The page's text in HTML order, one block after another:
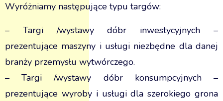
Wyróżniamy następujące typu targów:
– Targi /wystawy dóbr inwestycyjnych –
prezentujące maszyny i usługi niezbędne dla danej
branży przemysłu wytwórczego.
– Targi /wystawy dóbr konsumpcyjnych –
prezentujące wyroby i usługi dla szerokiego grona